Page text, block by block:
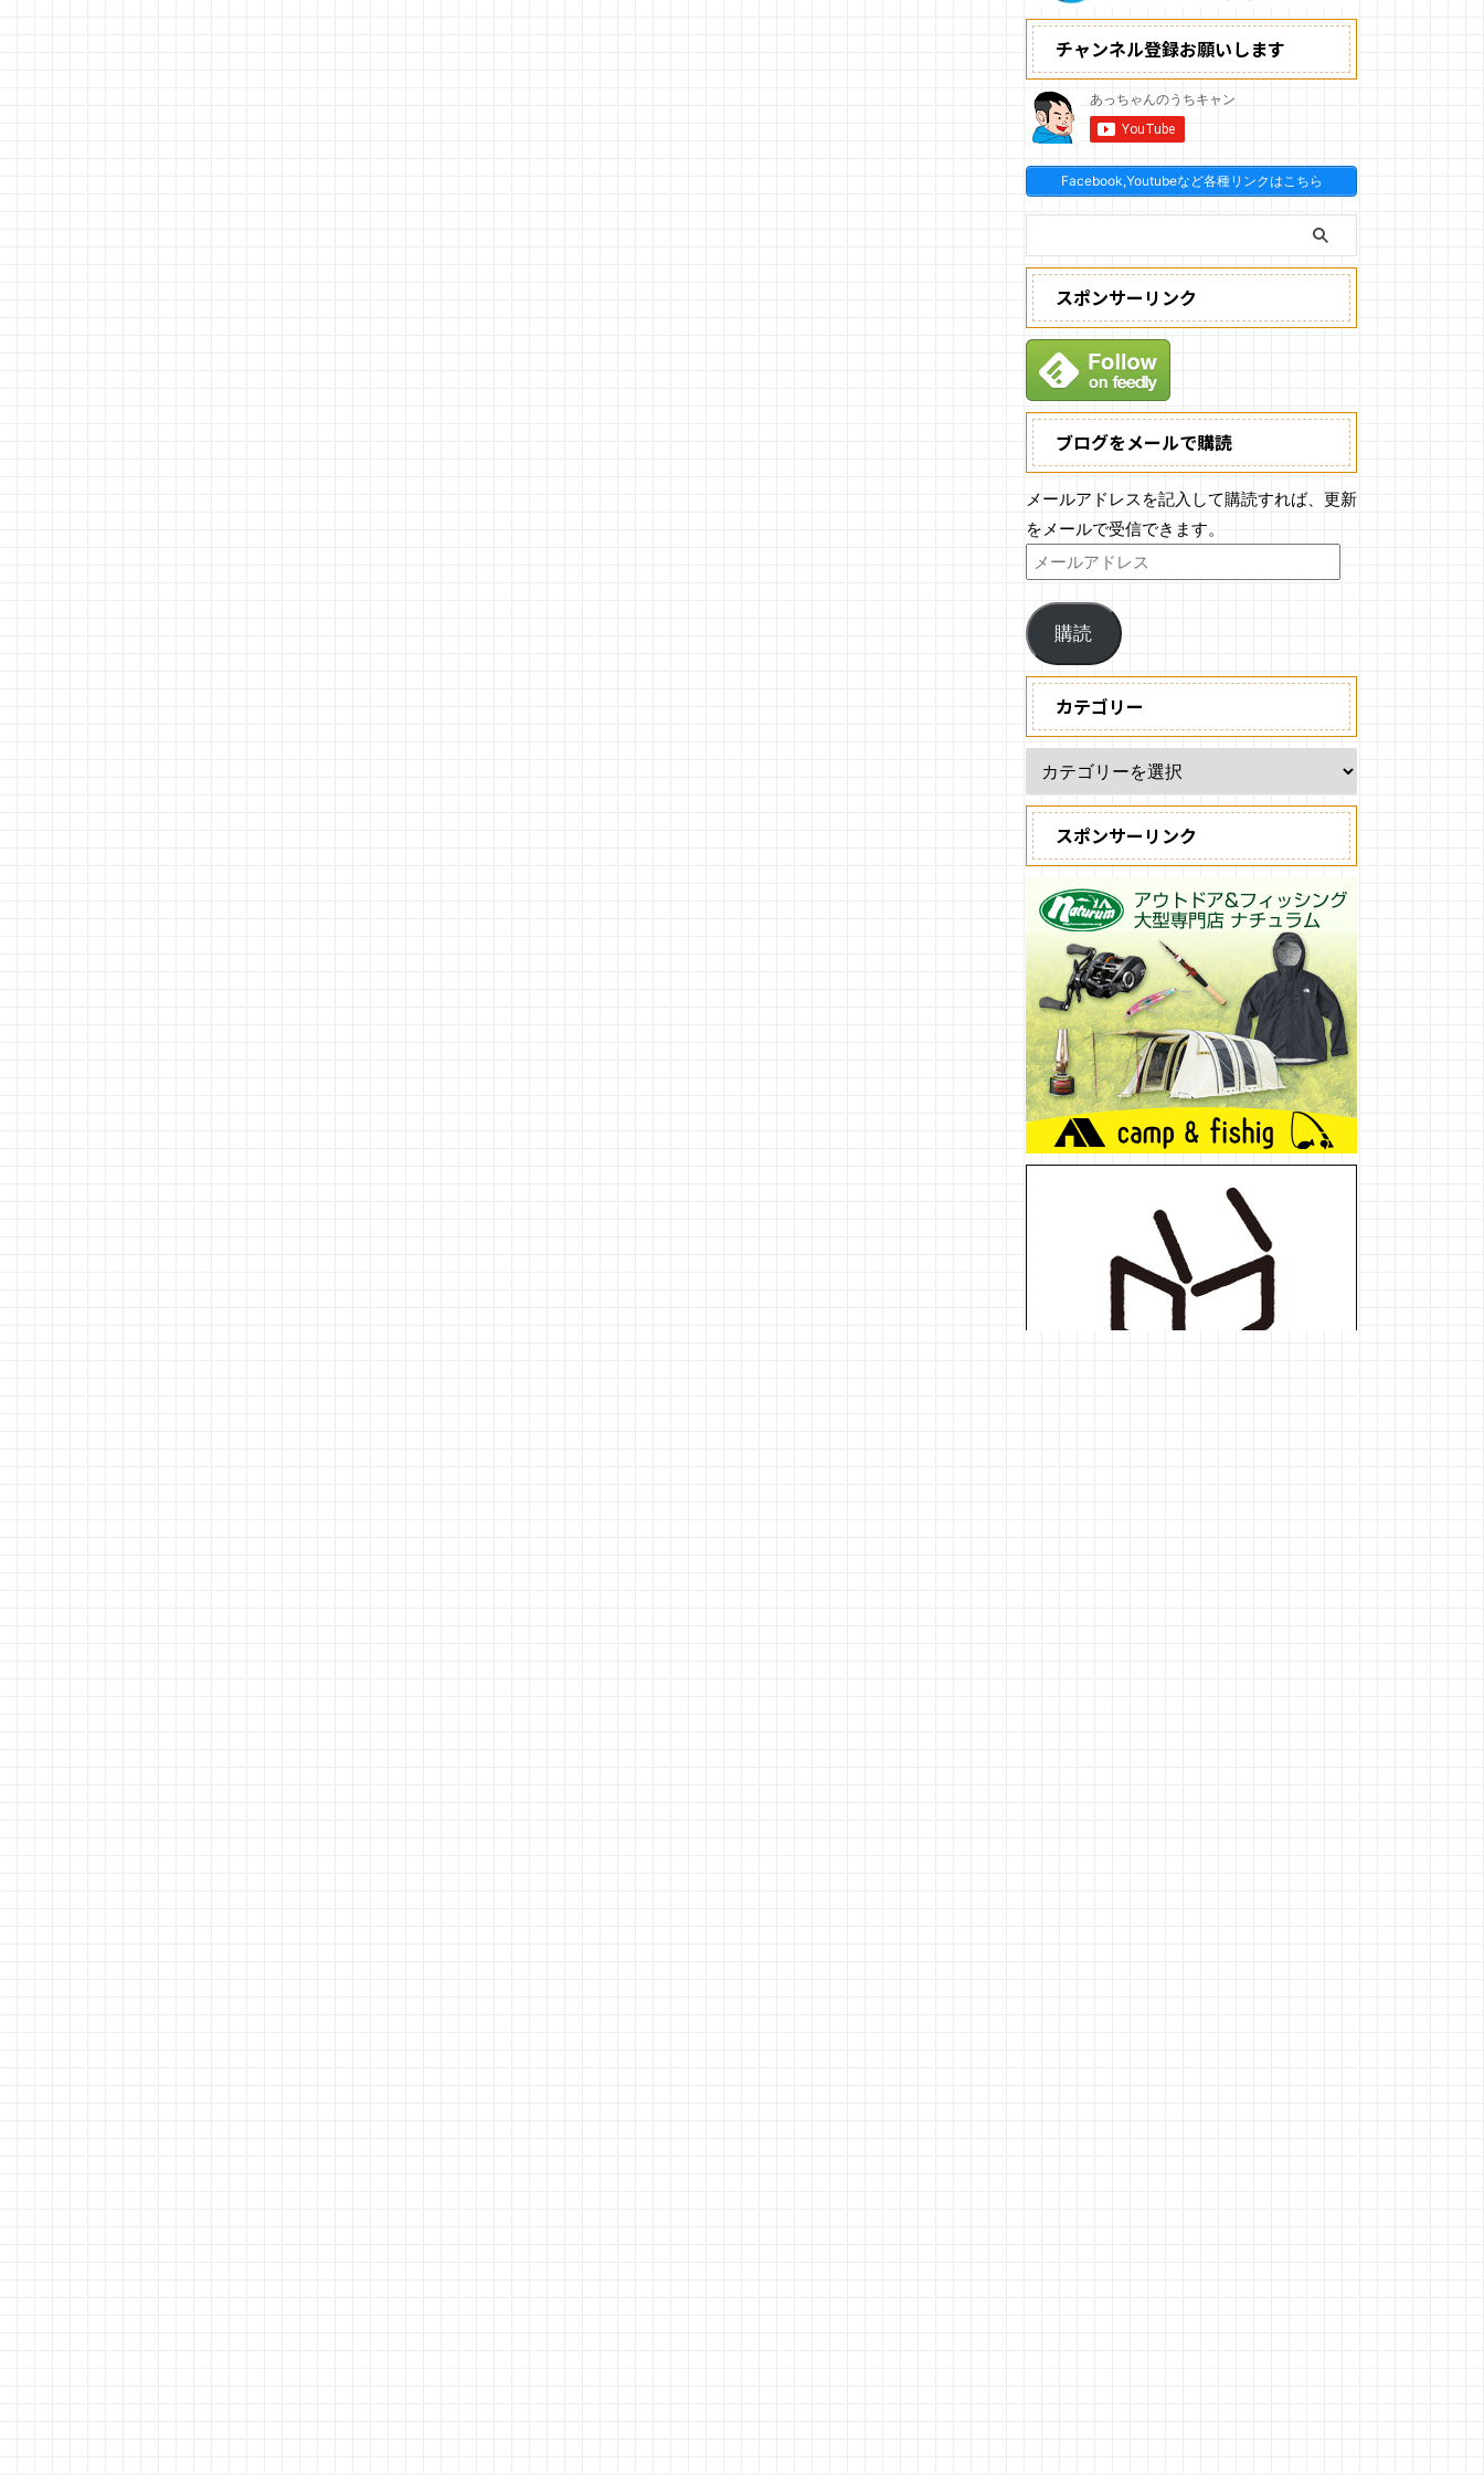
チャンネル登録お願いします
Facebook,Youtubeなど各種リンクはこちら
スポンサーリンク
ブログをメールで購読
メールアドレスを記入して購読すれば、更新
をメールで受信できます。
購読
カテゴリー
スポンサーリンク